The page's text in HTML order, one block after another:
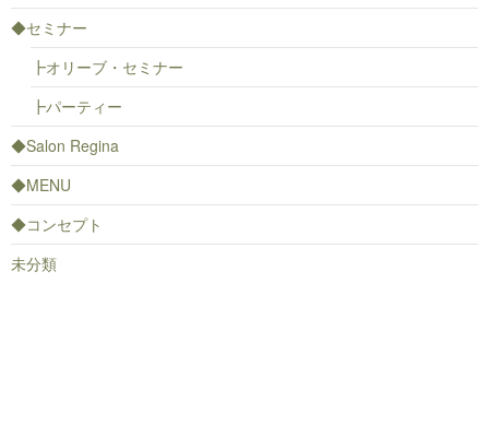
◆セミナー
┣オリーブ・セミナー
┣パーティー
◆Salon Regina
◆MENU
◆コンセプト
未分類